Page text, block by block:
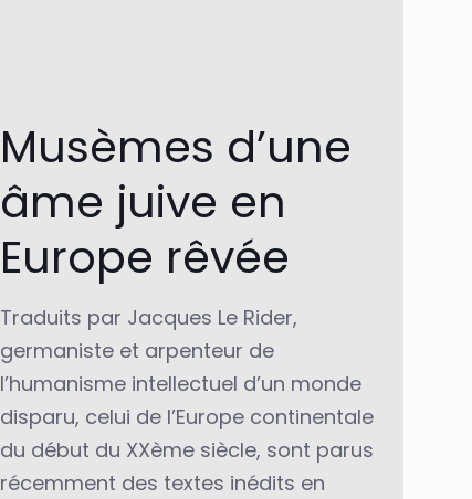
Musèmes d’une
âme juive en
Europe rêvée
Traduits par Jacques Le Rider,
germaniste et arpenteur de
l’humanisme intellectuel d’un monde
disparu, celui de l’Europe continentale
du début du XXème siècle, sont parus
récemment des textes inédits en